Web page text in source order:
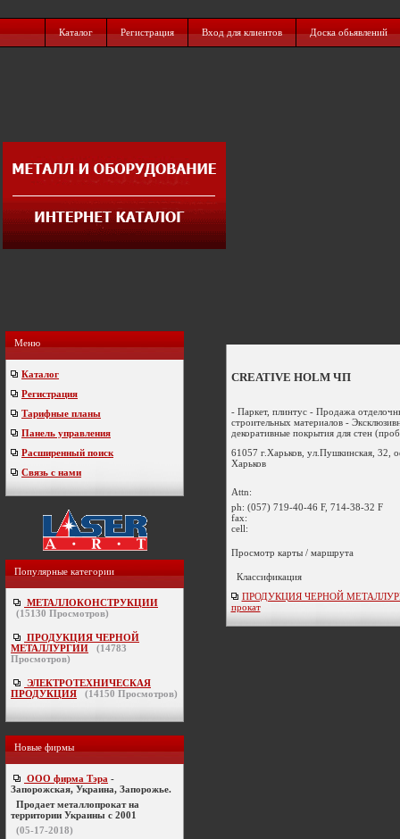
Каталог Регистрация Вход для клиентов Доска обьявлений
Меню
Каталог
Регистрация
Тарифные планы
Панель управления
Расширенный поиск
Связь с нами
Популярные категории
МЕТАЛЛОКОНСТРУКЦИИ
(15130 Просмотров)
ПРОДУКЦИЯ ЧЕРНОЙ
МЕТАЛЛУРГИИ
(14783
Просмотров)
ЭЛЕКТРОТЕХНИЧЕСКАЯ
ПРОДУКЦИЯ
(14150 Просмотров)
Новые фирмы
ООО фирма Тэра -
Запорожская, Украина, Запорожье.
Продает металлопрокат на
территории Украины с 2001
(05-17-2018)
CREATIVE HOLM ЧП
- Паркет, плинтус - Продажа
строительных материалов -
декоративные покрытия для стен
61057 г.Харьков, ул.Пушкинская, 32,
Харьков
Attn:
ph: (057) 719-40-46 F, 714-38-32 F
fax:
cell:
Просмотр карты / маршрута
Классификация
ПРОДУКЦИЯ ЧЕРНОЙ
прокат